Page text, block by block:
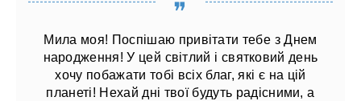
Мила моя! Поспішаю привітати тебе з Днем
народження! У цей світлий і святковий день
хочу побажати тобі всіх благ, які є на цій
планеті! Нехай дні твої будуть радісними, а